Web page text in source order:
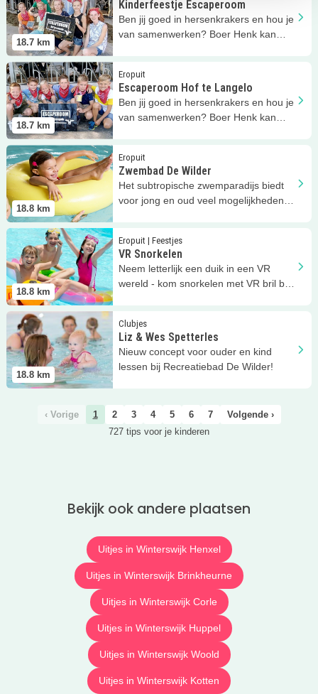
18.7 km
Kinderfeestje Escaperoom
Ben jij goed in hersenkrakers en hou je
van samenwerken? Boer Henk kan
18.7 km
Eropuit
Escaperoom Hof te Langelo
Ben jij goed in hersenkrakers en hou je
van samenwerken? Boer Henk kan
Lees meer Escaperoom Hof te Langelo
18.8 km
Eropuit
Zwembad De Wilder
Het subtropische zwemparadijs biedt
voor jong en oud veel mogelijkheden
Lees meer Zwembad De Wilder
18.8 km
Eropuit | Feestjes
VR Snorkelen
Neem letterlijk een duik in een VR
wereld - kom snorkelen met VR bril bij
Lees meer VR Snorkelen
18.8 km
Clubjes
Liz & Wes Spetterles
Nieuw concept voor ouder en kind
lessen bij Recreatiebad De Wilder!
Lees meer Liz &amp; Wes Spetterles
‹ Vorige 1 2 3 4 5 6 7
Volgende ›
727 tips voor je kinderen
Bekijk ook andere plaatsen
Uitjes in Winterswijk Henxel
Uitjes in Winterswijk Brinkheurne
Uitjes in Winterswijk Corle
Uitjes in Winterswijk Huppel
Uitjes in Winterswijk Woold
Uitjes in Winterswijk Kotten